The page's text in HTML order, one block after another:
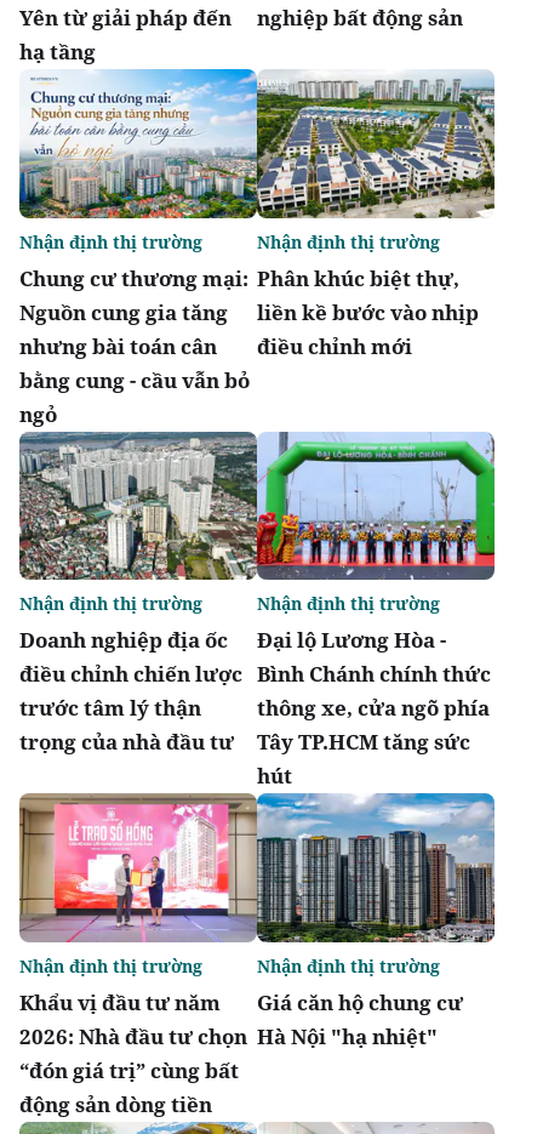
Yên từ giải pháp đến
hạ tầng
nghiệp bất động sản
Chung cư thương mại:
Nguồn cung gia tăng
nhưng bài toán cân
bằng cung - cầu vẫn bỏ
ngỏ
Nhận định thị trường
Phân khúc biệt thự,
liền kề bước vào nhịp
điều chỉnh mới
Nhận định thị trường
Doanh nghiệp địa ốc
điều chỉnh chiến lược
trước tâm lý thận
trọng của nhà đầu tư
Nhận định thị trường
Đại lộ Lương Hòa -
Bình Chánh chính thức
thông xe, cửa ngõ phía
Tây TP.HCM tăng sức
hút
Nhận định thị trường
Khẩu vị đầu tư năm
2026: Nhà đầu tư chọn
“đón giá trị” cùng bất
động sản dòng tiền
Nhận định thị trường
Giá căn hộ chung cư
Hà Nội "hạ nhiệt"
Nhận định thị trường